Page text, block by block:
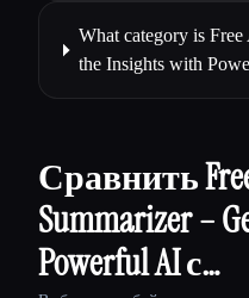
What category is
the Insights with
Сравнить
Summarizer –
Powerful AI с…